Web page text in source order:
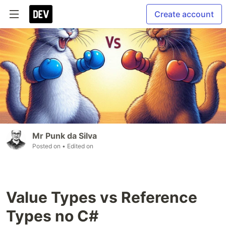
Create account
Mr Punk da Silva
Posted on • Edited on
Value Types vs Reference
Types no C#